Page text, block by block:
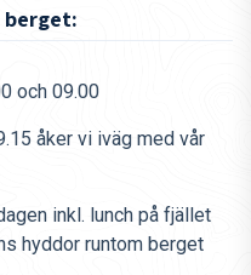
berget:
och 09.00
åker vi iväg med vår
inkl. lunch på fjället
hyddor runtom berget